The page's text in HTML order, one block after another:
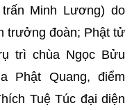
Minh Lương) do
trưởng đoàn; Phật tử
trì chùa Ngọc Bửu
Phật Quang, điểm
Tuệ Túc đại diện